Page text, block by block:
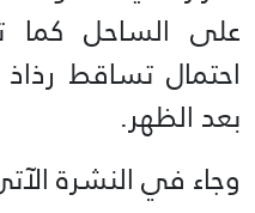
على الساحل كما
احتمال تساقط
بعد الظهر.
وجاء في النشرة